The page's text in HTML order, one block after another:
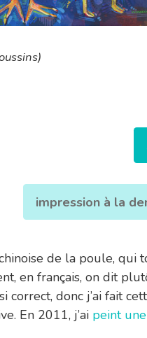
impression à la
de la poule, qui
en français, on dit
correct, donc j’ai fait
En 2011, j’ai peint